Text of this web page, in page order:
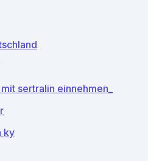
sertralin einnehmen_
ky